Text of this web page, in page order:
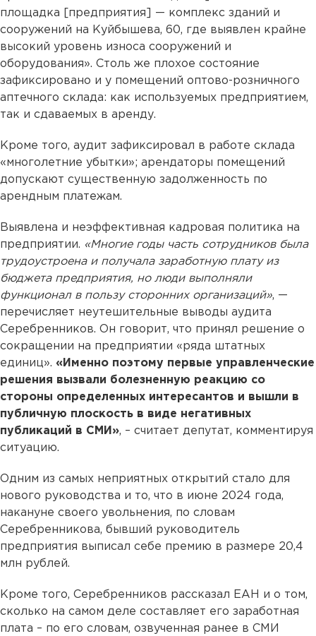
площадка [предприятия] — комплекс зданий и
сооружений на Куйбышева, 60, где выявлен крайне
высокий уровень износа сооружений и
оборудования». Столь же плохое состояние
зафиксировано и у помещений оптово-розничного
аптечного склада: как используемых предприятием,
так и сдаваемых в аренду.
Кроме того, аудит зафиксировал в работе склада
«многолетние убытки»; арендаторы помещений
допускают существенную задолженность по
арендным платежам.
Выявлена и неэффективная кадровая политика на
предприятии. «Многие годы часть сотрудников была
трудоустроена и получала заработную плату из
бюджета предприятия, но люди выполняли
функционал в пользу сторонних организаций», —
перечисляет неутешительные выводы аудита
Серебренников. Он говорит, что принял решение о
сокращении на предприятии «ряда штатных
единиц». «Именно поэтому первые управленческие
решения вызвали болезненную реакцию со
стороны определенных интересантов и вышли в
публичную плоскость в виде негативных
публикаций в СМИ», – считает депутат, комментируя
ситуацию.
Одним из самых неприятных открытий стало для
нового руководства и то, что в июне 2024 года,
накануне своего увольнения, по словам
Серебренникова, бывший руководитель
предприятия выписал себе премию в размере 20,4
млн рублей.
Кроме того, Серебренников рассказал ЕАН и о том,
сколько на самом деле составляет его заработная
плата – по его словам, озвученная ранее в СМИ